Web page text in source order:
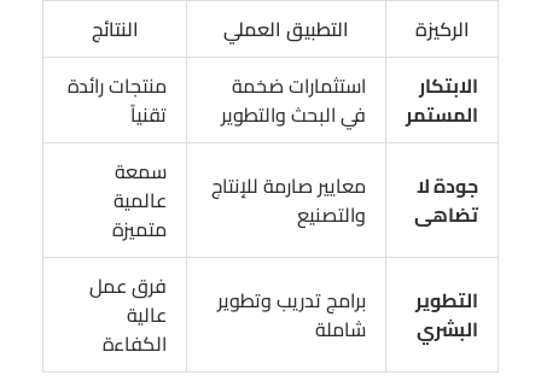
الركيزة التطبيق العملي
النتائج
الابتكار
المستمر
استثمارات ضخمة
في البحث والتطوير
منتجات رائدة
تقنياً
جودة لا
تضاهى
معايير صارمة للإنتاج
والتصنيع
سمعة
عالمية
متميزة
التطوير
البشري
برامج تدريب وتطوير
شاملة
فرق عمل
عالية
الكفاءة